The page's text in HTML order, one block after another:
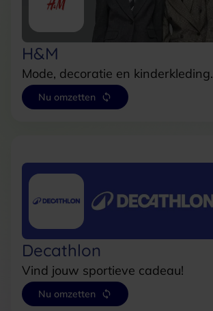
H&M
Mode, decoratie en kinderkleding.
Nu omzetten
Decathlon
Vind jouw sportieve cadeau!
Nu omzetten